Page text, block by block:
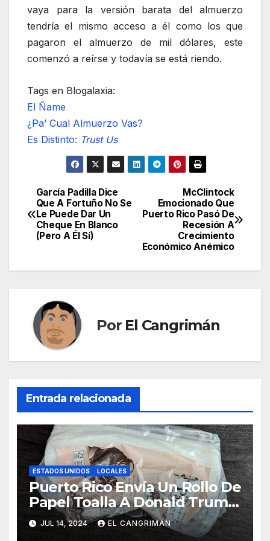
vaya para la versión barata del almuerzo
tendría el mismo acceso a él como los que
pagaron el almuerzo de mil dólares, este
comenzó a reírse y todavía se está riendo.
Tags en Blogalaxia:
El Ñame
¿Pa’ Cual Almuerzo Vas?
Es Distinto: Trust Us
Navegación
de
entradas
McClintock
Emocionado Que
Puerto Rico Pasó De
Recesión A
Crecimiento
Económico Anémico
García Padilla Dice
Que A Fortuño No Se
Le Puede Dar Un
Cheque En Blanco
(Pero A Él Sí)
Por El Cangrimán
Entrada relacionada
ESTADOS UNIDOS LOCALES
Puerto Rico Envía Un Rollo De
Papel Toalla A Donald Trump
Pa’ Que Use Las Hojas De
Curita
JUL 14, 2024 EL CANGRIMÁN